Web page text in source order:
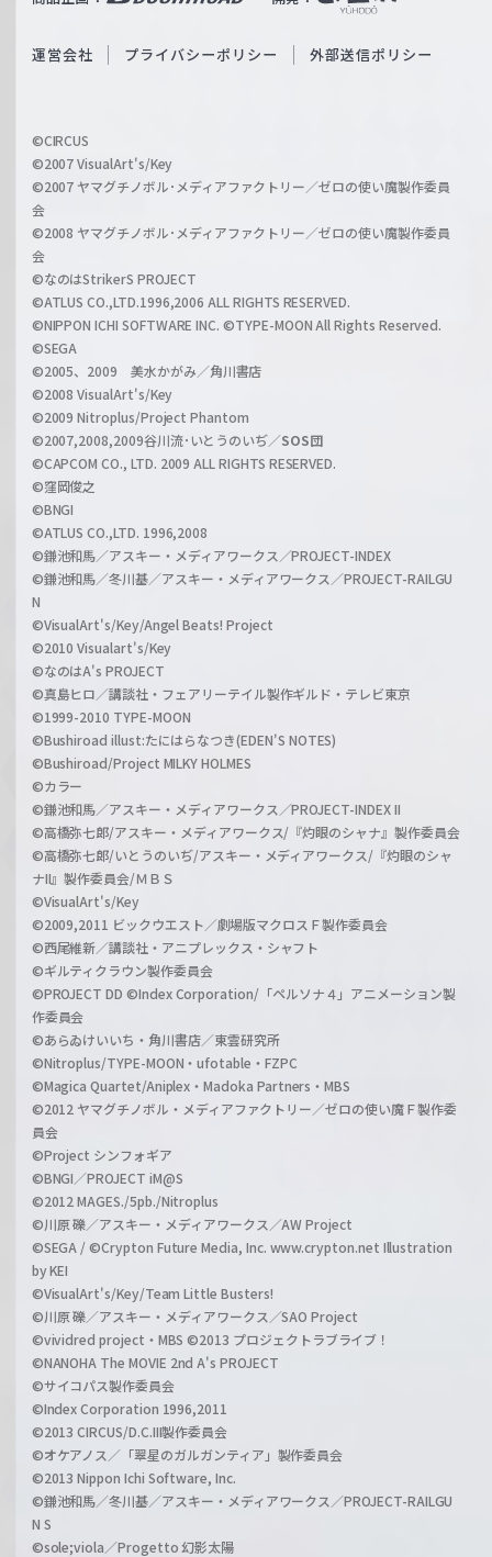
c
a
r
z
O
i
l
h
a
n
l
運営会社 プライバシーポリシー 外部送信ポリシー
©CIRCUS
©2007 VisualArt's/Key
©2007 ヤマグチノボル･メディアファクトリー／ゼロの使い魔製作委員
会
©2008 ヤマグチノボル･メディアファクトリー／ゼロの使い魔製作委員
会
©なのはStrikerS PROJECT
©ATLUS CO.,LTD.1996,2006 ALL RIGHTS RESERVED.
©NIPPON ICHI SOFTWARE INC. ©TYPE-MOON All Rights Reserved.
©SEGA
©2005、2009 美水かがみ／角川書店
©2008 VisualArt's/Key
©2009 Nitroplus/Project Phantom
©2007,2008,2009谷川流･いとうのいぢ／SOS団
©CAPCOM CO., LTD. 2009 ALL RIGHTS RESERVED.
©窪岡俊之
©BNGI
©ATLUS CO.,LTD. 1996,2008
©鎌池和馬／アスキー・メディアワークス／PROJECT-INDEX
©鎌池和馬／冬川基／アスキー・メディアワークス／PROJECT-RAILGU
N
©VisualArt's/Key/Angel Beats! Project
©2010 Visualart's/Key
©なのはA's PROJECT
©真島ヒロ／講談社・フェアリーテイル製作ギルド・テレビ東京
©1999-2010 TYPE-MOON
©Bushiroad illust:たにはらなつき(EDEN'S NOTES)
©Bushiroad/Project MILKY HOLMES
©カラー
©鎌池和馬／アスキー・メディアワークス／PROJECT-INDEX II
©高橋弥七郎/アスキー・メディアワークス/『灼眼のシャナ』製作委員会
©高橋弥七郎/いとうのいぢ/アスキー・メディアワークス/『灼眼のシャ
ナII』製作委員会/ＭＢＳ
©VisualArt's/Key
©2009,2011 ビックウエスト／劇場版マクロスＦ製作委員会
©西尾維新／講談社・アニプレックス・シャフト
©ギルティクラウン製作委員会
©PROJECT DD ©Index Corporation/「ペルソナ４」アニメーション製
作委員会
©あらゐけいいち・角川書店／東雲研究所
©Nitroplus/TYPE-MOON・ufotable・FZPC
©Magica Quartet/Aniplex・Madoka Partners・MBS
©2012 ヤマグチノボル・メディアファクトリー／ゼロの使い魔Ｆ製作委
員会
©Project シンフォギア
©BNGI／PROJECT iM@S
©2012 MAGES./5pb./Nitroplus
©川原 礫／アスキー・メディアワークス／AW Project
©SEGA / ©Crypton Future Media, Inc. www.crypton.net Illustration
by KEI
©VisualArt's/Key/Team Little Busters!
©川原 礫／アスキー・メディアワークス／SAO Project
©vividred project・MBS ©2013 プロジェクトラブライブ！
©NANOHA The MOVIE 2nd A's PROJECT
©サイコパス製作委員会
©Index Corporation 1996,2011
©2013 CIRCUS/D.C.III製作委員会
©オケアノス／「翠星のガルガンティア」製作委員会
©2013 Nippon Ichi Software, Inc.
©鎌池和馬／冬川基／アスキー・メディアワークス／PROJECT-RAILGU
N S
©sole;viola／Progetto 幻影太陽